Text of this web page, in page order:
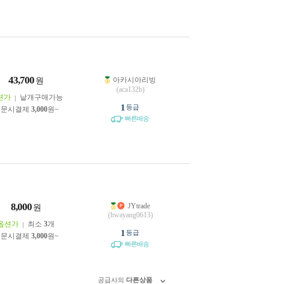
43,700 원
가
낱개구매가능
시결제 3,000원~
아카시아리빙
(aca132b)
1 등급
빠른배송
8,000 원
션가 최소 3개
시결제 3,000원~
JYtrade
(hwayang0613)
1 등급
빠른배송
공급사의 다른상품